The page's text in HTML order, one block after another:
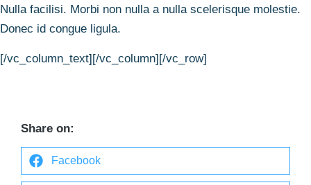
Nulla facilisi. Morbi non nulla a nulla scelerisque molestie.
Donec id congue ligula.
[/vc_column_text][/vc_column][/vc_row]
Share on:
Facebook